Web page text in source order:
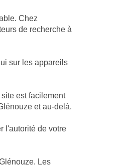
Chez
de recherche à
sur les appareils
est facilement
et au-delà.
l'autorité de votre
Les